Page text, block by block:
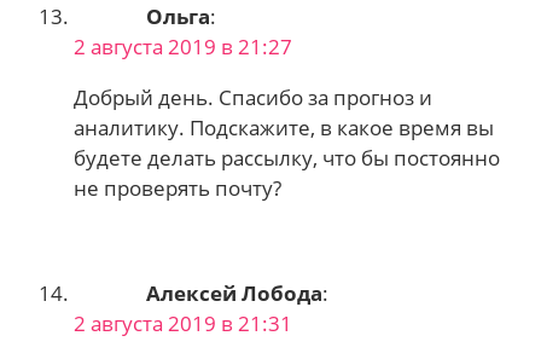
Ольга:
2 августа 2019 в 21:27
Добрый день. Спасибо за прогноз и
аналитику. Подскажите, в какое время вы
будете делать рассылку, что бы постоянно
не проверять почту?
Алексей Лобода:
2 августа 2019 в 21:31